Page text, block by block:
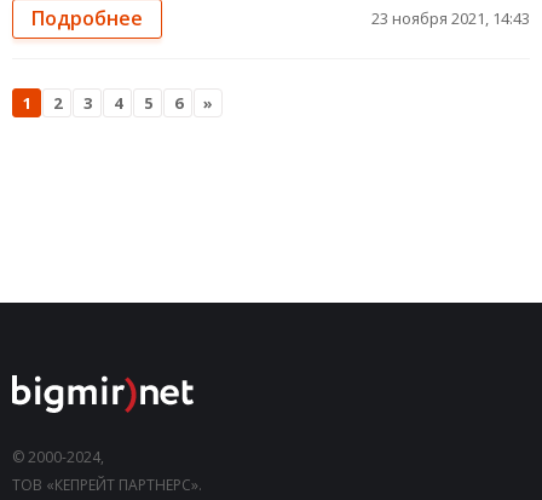
Подробнее 23 ноября 2021, 14:43
1 2 3 4 5 6 »
© 2000-2024,
ТОВ «КЕПРЕЙТ ПАРТНЕРС».